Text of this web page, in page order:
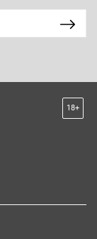
18+